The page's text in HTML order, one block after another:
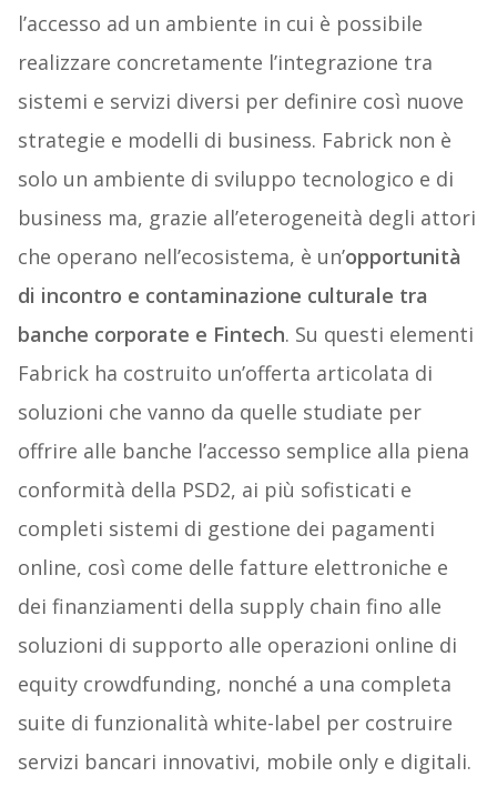
l’accesso ad un ambiente in cui è possibile
realizzare concretamente l’integrazione tra
sistemi e servizi diversi per definire così nuove
strategie e modelli di business. Fabrick non è
solo un ambiente di sviluppo tecnologico e di
business ma, grazie all’eterogeneità degli attori
che operano nell’ecosistema, è un’opportunità
di incontro e contaminazione culturale tra
banche corporate e Fintech. Su questi elementi
Fabrick ha costruito un’offerta articolata di
soluzioni che vanno da quelle studiate per
offrire alle banche l’accesso semplice alla piena
conformità della PSD2, ai più sofisticati e
completi sistemi di gestione dei pagamenti
online, così come delle fatture elettroniche e
dei finanziamenti della supply chain fino alle
soluzioni di supporto alle operazioni online di
equity crowdfunding, nonché a una completa
suite di funzionalità white-label per costruire
servizi bancari innovativi, mobile only e digitali.